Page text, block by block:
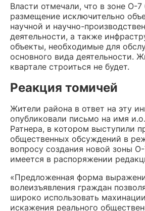
Власти отмечали, что в зоне О-
размещение исключительно
научной и научно-
деятельности, а также
объекты, необходимые для
основного вида деятельности.
квартале строиться не будет.
Реакция томичей
Жители района в ответ на эту
опубликовали письмо на имя
Ратнера, в котором выступили
общественных обсуждений в
вопросу создания новой зоны
имеется в распоряжении
«Предложенная форма
волеизъявления граждан
широко использовать
искажения реального